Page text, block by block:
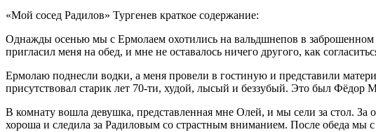
«Мой сосед Радилов» Тургенев краткое содержание:
Однажды осенью мы с Ермолаем охотились на вальдшнепов в
пригласил меня на обед, и мне не оставалось ничего другого, как
Ермолаю поднесли водки, а меня провели в гостиную и представили
присутствовал старик лет 70-ти, худой, лысый и беззубый. Это был
В комнату вошла девушка, представленная мне Олей, и мы сели за стол.
хороша и следила за Радиловым со страстным вниманием. После обеда мы